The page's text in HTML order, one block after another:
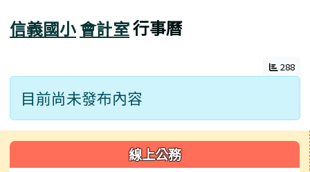
信義國小會計室行事曆
288
目前尚未發布內容
左邊區域內容 線上公務